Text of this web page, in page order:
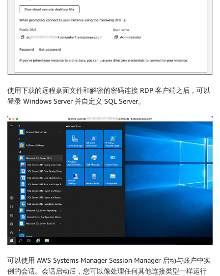
使用下载的远程桌面文件和解密的密码连接 RDP 客户端之后，可以
登录 Windows Server 并自定义 SQL Server。
可以使用 AWS Systems Manager Session Manager 启动与账户中实
例的会话。会话启动后，您可以像处理任何其他连接类型一样运行